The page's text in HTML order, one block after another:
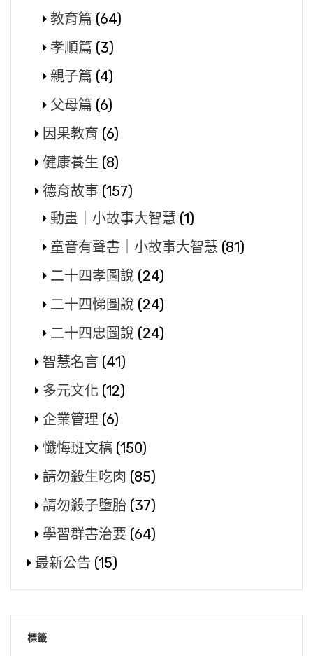
教育篇 (64)
孝順篇 (3)
親子篇 (4)
父母篇 (6)
因果教育 (6)
健康養生 (8)
德育故事 (157)
動畫｜小故事大智慧 (1)
童音有聲書｜小故事大智慧 (81)
二十四孝圖說 (24)
二十四悌圖說 (24)
二十四忠圖說 (24)
智慧名言 (41)
多元文化 (12)
企業管理 (6)
懺悔班文稿 (150)
請勿殺生吃肉 (85)
請勿殺子墮胎 (37)
學習群書治要 (64)
最新公告 (15)
標籤